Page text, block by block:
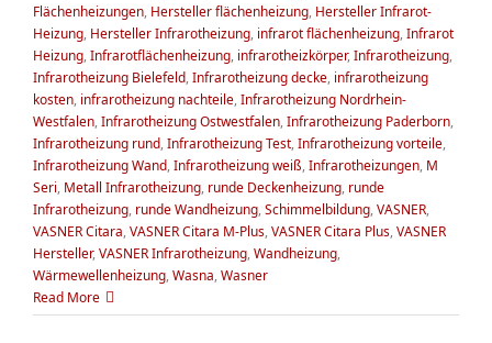
Flächenheizungen, Hersteller flächenheizung, Hersteller Infrarot-
Heizung, Hersteller Infrarotheizung, infrarot flächenheizung,Infrarot
Heizung,Infrarotflächenheizung, infrarotheizkörper,Infrarotheizung,
Infrarotheizung Bielefeld,Infrarotheizung decke, infrarotheizung
kosten, infrarotheizung nachteile,Infrarotheizung Nordrhein-
Westfalen,Infrarotheizung Ostwestfalen,Infrarotheizung Paderborn,
Infrarotheizung rund,Infrarotheizung Test,Infrarotheizung vorteile,
Infrarotheizung Wand,Infrarotheizung weiß,Infrarotheizungen, M
Seri, Metall Infrarotheizung, runde Deckenheizung, runde
Infrarotheizung, runde Wandheizung,Schimmelbildung,VASNER,
VASNER Citara,VASNER Citara M-Plus,VASNER Citara Plus,VASNER
Hersteller,VASNER Infrarotheizung,Wandheizung,
Wärmewellenheizung,Wasna,Wasner
Read More